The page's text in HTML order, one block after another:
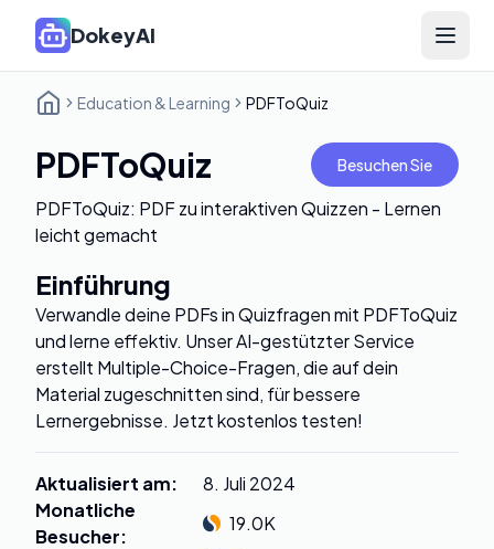
DokeyAI Open
Education & Learning PDFToQuiz
PDFToQuiz Besuchen Sie
PDFToQuiz: PDF zu interaktiven Quizzen - Lernen
leicht gemacht
Einführung
Verwandle deine PDFs in Quizfragen mit PDFToQuiz
und lerne effektiv. Unser AI-gestützter Service
erstellt Multiple-Choice-Fragen, die auf dein
Material zugeschnitten sind, für bessere
Lernergebnisse. Jetzt kostenlos testen!
Aktualisiert am:
8. Juli 2024
Monatliche
Besucher:
19.0K